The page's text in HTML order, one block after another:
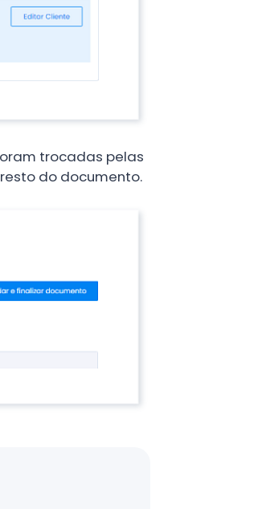
trocadas pelas
do documento.